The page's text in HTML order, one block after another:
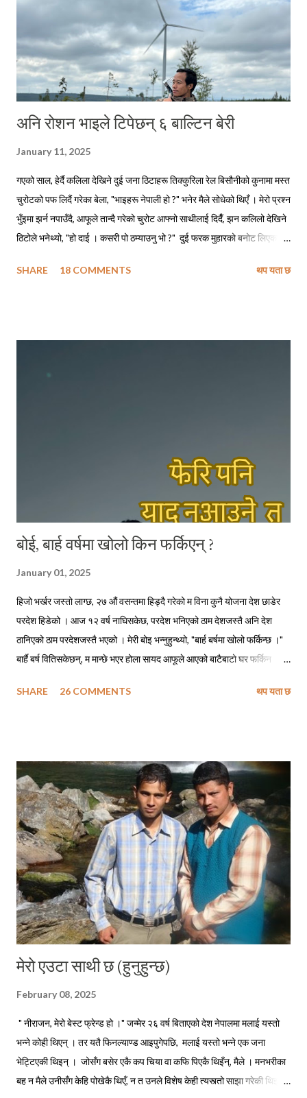
अनि रोशन भाइले टिपेछन् ६ बाल्टिन बेरी
January 11, 2025
गएको साल, हेर्दै कलिला देखिने दुई जना ठिटाहरू तिक्कुरिला रेल बिसौनीको कुनामा मस्त
चुरोटको पफ लिदैं गरेका बेला, "भाइहरू नेपाली हो ?" भनेर मैले सोधेको थिएँ । मेरो प्रश्न
भुँइमा झर्न नपाउँदै, आफूले तान्दै गरेको चुरोट आफ्नो साथीलाई दिदैँ, झन कलिलो देखिने
ठिटोले भनेथ्यो, "हो दाई । कसरी पो ठम्याउनु भो ?" दुई फरक मुहारको बनोट लिएका
तिमीहरू नेपाली मैं बातचित गर्दै थियौ नी त । मेरो जवाफ सुनेपछि त्यो ठिटोले कपाल
रहेछन् । आफूलाई भेट्न निम्ता दिएको साथीसँग भेट नभएपछि कामको खोजीमा
SHARE 18 COMMENTS थप यता छ
बोई, बार्ह वर्षमा खोलो किन फर्किएन् ?
January 01, 2025
हिजो भर्खर जस्तो लाग्छ, २७ औं वसन्तमा हिड्दै गरेको म विना कुनै योजना देश छाडेर
परदेश हिडेको । आज १२ वर्ष नाघिसकेछ, परदेश भनिएको ठाम देशजस्तै अनि देश
ठानिएको ठाम परदेशजस्तै भएको । मेरी बोइ भन्नुहुन्थ्यो, "बार्ह बर्षमा खोलो फर्किन्छ ।"
बार्है बर्ष वितिसकेछन्, म मान्छे भएर होला सायद आफूले आएको बाटैबाटो घर फर्किन
फोन गरेर म सोध्दो हुँ, - बोइ बार्ह वर्षमा खोलो कसरी फर्किन्छ ? सिकाइमाग्दो हुँ फर्किने
पक्की घरको दैलोभित्र । दिनहरू यस्ता पनि थिए, जहिले म कविताहरू लेख्ने गर्थेँ
। मेरा कविताहरूमा देश छाड्नेहरूलाई स्वदेशमैं बस्नु भनेर आव्हान हुने गर्थे । अहिले म
तीनै कविताहरूका पात्र बनेर आफैले बाँच्नु परेको परिस्थितीलाई पचाउने प्रयत्न गर्दै...
SHARE 26 COMMENTS थप यता छ
मेरो एउटा साथी छ (हुनुहुन्छ)
February 08, 2025
" नीराजन, मेरो बेस्ट फ्रेन्ड हो ।" जन्मेर २६ वर्ष बिताएको देश नेपालमा मलाई यस्तो
भन्ने कोही थिएन् । तर यतै फिनल्याण्ड आइपुगेपछि, मलाई यस्तो भन्ने एक जना
भेट्टिएकी थिइन् । जोसँग बसेर एकै कप चिया वा कफि पिएकै थिइँन्, मैले । मनभरीका
बह न मैले उनीसँग केहि पोखेकै थिएँ, न त उनले विशेष केही त्यस्त्तो साझा गरेकी थिइन्